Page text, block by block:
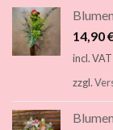
14,90
incl. VAT
zzgl.